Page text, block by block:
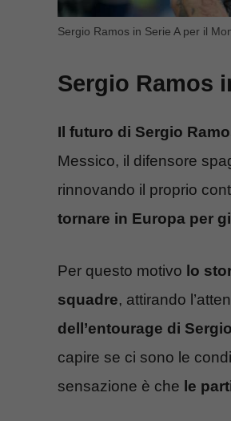
Sergio Ramos in Serie A per il
Sergio Ramos
Il futuro di Sergio
Messico, il difensore
rinnovando il proprio
tornare in Europa per
Per questo motivo lo
squadre, attirando
dell’entourage di
capire se ci sono le
sensazione è che le